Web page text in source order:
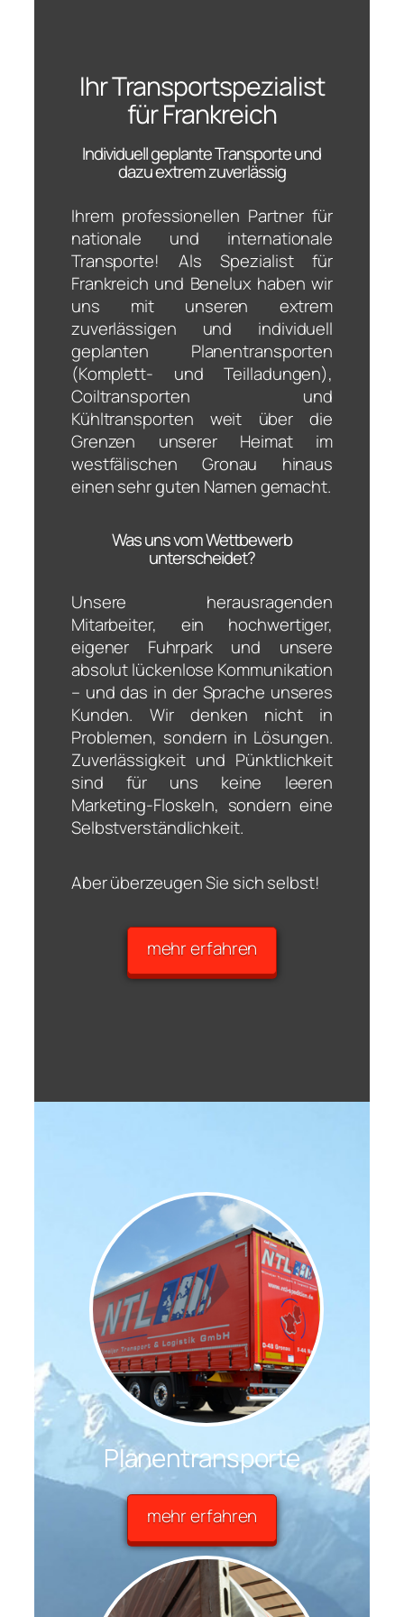
Ihr Transport­spezialist
für Frankreich
Individuell geplante Transporte und
dazu extrem zuverlässig
Ihrem professionellen Partner für
nationale und internationale
Transporte! Als Spezialist für
Frankreich und Benelux haben wir
uns mit unseren extrem
zuverlässigen und individuell
geplanten Planentransporten
(Komplett- und Teilladungen),
Coiltransporten und
Kühltransporten weit über die
Grenzen unserer Heimat im
westfälischen Gronau hinaus
einen sehr guten Namen gemacht.
Was uns vom Wettbewerb
unterscheidet?
Unsere herausragenden
Mitarbeiter, ein hochwertiger,
eigener Fuhrpark und unsere
absolut lückenlose Kommunikation
– und das in der Sprache unseres
Kunden. Wir denken nicht in
Problemen, sondern in Lösungen.
Zuverlässigkeit und Pünktlichkeit
sind für uns keine leeren
Marketing-Floskeln, sondern eine
Selbstverständlichkeit.
Aber überzeugen Sie sich selbst!
mehr erfahren
Planentransporte
mehr erfahren